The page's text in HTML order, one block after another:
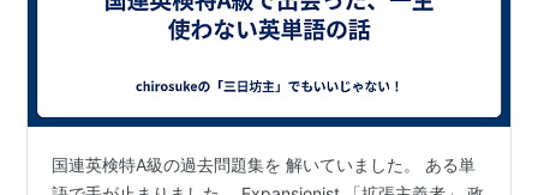
国連英検特A級の過去問題集を 解いていました。 ある単